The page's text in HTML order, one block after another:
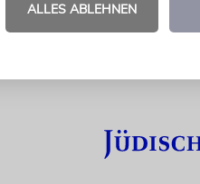
ALLES ABLEHNEN